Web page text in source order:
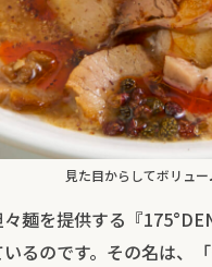
見た目からしてボリュー
麺を提供する『
るのです。その名は、